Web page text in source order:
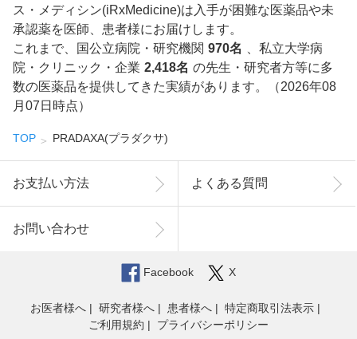
ス・メディシン(iRxMedicine)は入手が困難な医薬品や未
承認薬を医師、患者様にお届けします。
これまで、国公立病院・研究機関 970名
、私立大学病
院・クリニック・企業 2,418名 の先生・研究者方等に多
数の医薬品を提供してきた実績があります。（2026年08
月07日時点）
TOP PRADAXA(プラダクサ)
お支払い方法 よくある質問
お問い合わせ
Facebook X
お医者様へ 研究者様へ 患者様へ
特定商取引法表示
ご利用規約
プライバシーポリシー